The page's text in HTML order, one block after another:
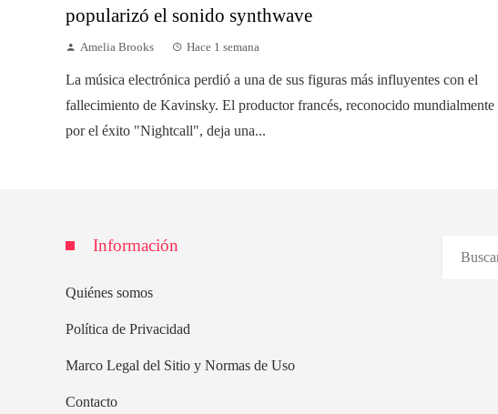
popularizó el sonido synthwave
Amelia Brooks Hace 1 semana
La música electrónica perdió a una de sus figuras más influyentes con el
fallecimiento de Kavinsky. El productor francés, reconocido mundialmente
por el éxito "Nightcall", deja una...
Información
Quiénes somos
Política de Privacidad
Marco Legal del Sitio y Normas de Uso
Contacto